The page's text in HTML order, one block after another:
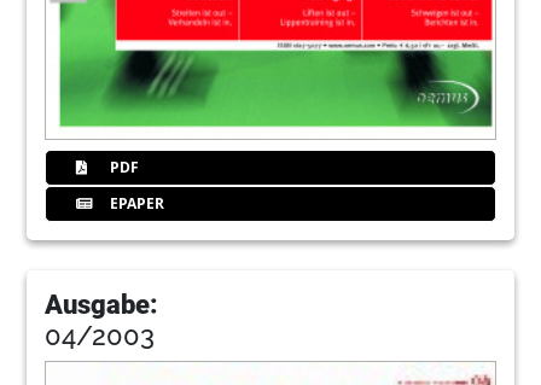
PDF
EPAPER
Ausgabe:
04/2003